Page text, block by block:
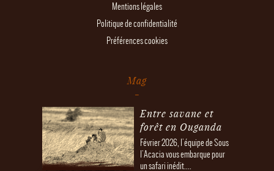
Mentions légales
Politique de confidentialité
Préférences cookies
Mag
Entre savane et
forêt en Ouganda
Février 2026, l'équipe de Sous
l'Acacia vous embarque pour
un safari inédit....